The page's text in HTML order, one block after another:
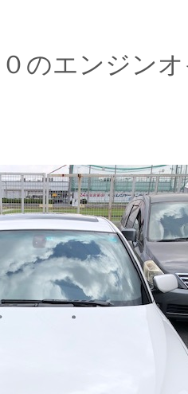
のエンジン